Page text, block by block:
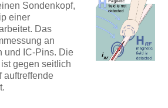
Sondenkopf,
einer
Das
an
und IC-Pins. Die
gegen seitlich
auftreffende